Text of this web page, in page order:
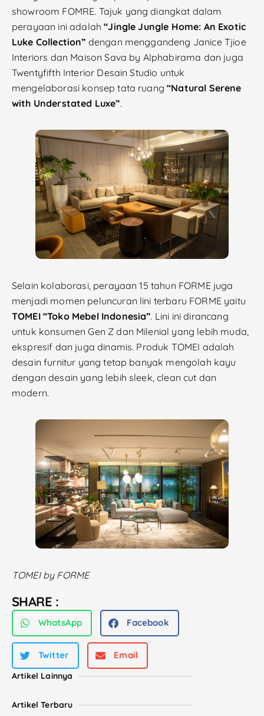
showroom FOMRE. Tajuk yang diangkat dalam
perayaan ini adalah“Jingle Jungle Home: An Exotic
Luke Collection” dengan menggandeng Janice Tjioe
Interiors dan Maison Sava by Alphabirama dan juga
Twentyfifth Interior Desain Studio untuk
mengelaborasi konsep tata ruang“Natural Serene
with Understated Luxe”.
Selain kolaborasi, perayaan 15 tahun FORME juga
menjadi momen peluncuran lini terbaru FORME yaitu
TOMEI “Toko Mebel Indonesia”. Lini ini dirancang
untuk konsumen Gen Z dan Milenial yang lebih muda,
ekspresif dan juga dinamis. Produk TOMEI adalah
desain furnitur yang tetap banyak mengolah kayu
dengan desain yang lebih sleek, clean cut dan
modern.
TOMEI by FORME
SHARE :
WhatsApp Facebook
Twitter Email
Artikel Lainnya
Artikel Terbaru